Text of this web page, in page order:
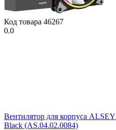
Код товара 46267
0.0
Вентилятор для корпуса
Black (AS.04.02.0084)